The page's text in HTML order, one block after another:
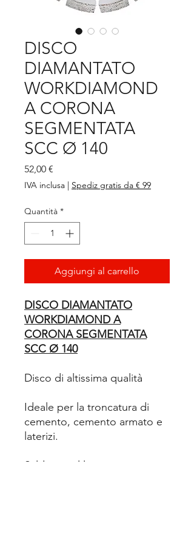
DISCO
DIAMANTATO
WORKDIAMOND
A CORONA
SEGMENTATA
SCC Ø 140
52,00 €
IVA inclusa | Spediz gratis da € 99
Quantità *
Aggiungi al carrello
DISCO DIAMANTATO
WORKDIAMOND A
CORONA SEGMENTATA
SCC Ø 140
Disco di altissima qualità
Ideale per la troncatura di
cemento, cemento armato e
laterizi.
Saldatura al laser